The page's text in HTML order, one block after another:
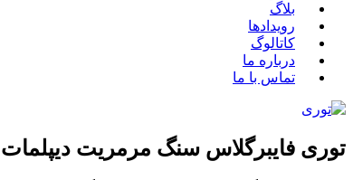
بلاگ
رویدادها
کاتالوگ
درباره ما
تماس با ما
توری فایبرگلاس سنگ مرمریت دیپلمات